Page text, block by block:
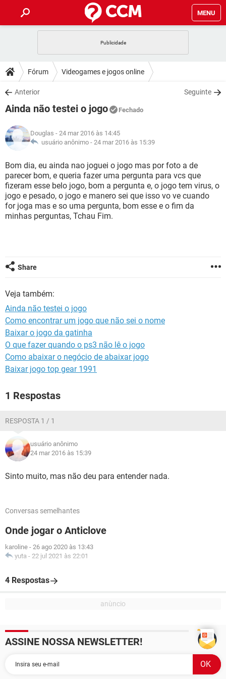
MENU
CELULAR FACEBOOK
OUTLOOK
INSTAGRAM GMAIL
GUIA DE COMPRAS
DICAS
JOGOS WHATSAPP
INSTAGRAM
GUIA DE COMPRAS
DOWNLOADS
JOGOS WHATSAPP
CELULAR
OUTLOOK EXCEL
INSTAGRAM
GUIA DE COMPRAS
JOGOS
CELULAR
OUTLOOK EXCEL
INSTAGRAM GMAIL
GUIA DE COMPRAS
GLOSSÁRIO
JOGOS
CELULAR FACEBOOK
OUTLOOK EXCEL
INSTAGRAM
Fórum Videogames e jogos online
Anterior Seguinte
Ainda não testei o jogo Fechado
Douglas - 24 mar 2016 às 14:45
usuário anônimo - 24 mar 2016 às 15:39
Bom dia, eu ainda nao joguei o jogo mas por foto a de
parecer bom, e queria fazer uma pergunta para vcs que
fizeram esse belo jogo, bom a pergunta e, o jogo tem virus, o
jogo e pesado, o jogo e manero sei que isso vo ve cuando
for joga mas e so uma pergunta, bom esse e o fim da
minhas perguntas, Tchau Fim.
Share
Veja também:
Ainda não testei o jogo
Como encontrar um jogo que não sei o nome
Baixar o jogo da gatinha
O que fazer quando o ps3 não lê o jogo
Como abaixar o negócio de abaixar jogo
Baixar jogo top gear 1991
1 Respostas
RESPOSTA 1 / 1
usuário anônimo
24 mar 2016 às 15:39
Sinto muito, mas não deu para entender nada.
Conversas semelhantes
Onde jogar o Anticlove
karoline - 26 ago 2020 às 13:43
yuta - 22 jul 2021 às 22:01
4 Respostas
ASSINE NOSSA NEWSLETTER!